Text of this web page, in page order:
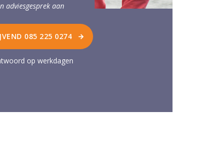
adviesgesprek aan
085 225 0274
op werkdagen